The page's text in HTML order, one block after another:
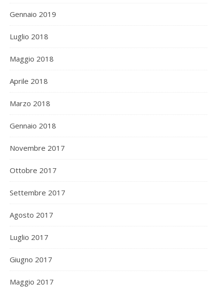
Gennaio 2019
Luglio 2018
Maggio 2018
Aprile 2018
Marzo 2018
Gennaio 2018
Novembre 2017
Ottobre 2017
Settembre 2017
Agosto 2017
Luglio 2017
Giugno 2017
Maggio 2017